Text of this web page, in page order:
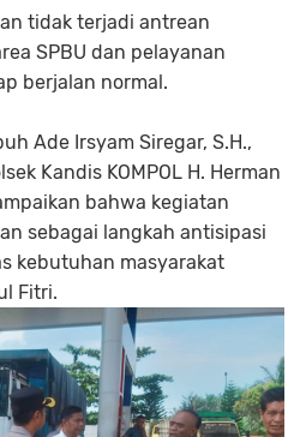
tidak terjadi antrean
SPBU dan pelayanan
berjalan normal.
Ade Irsyam Siregar, S.H.,
Kandis KOMPOL H. Herman
bahwa kegiatan
sebagai langkah antisipasi
kebutuhan masyarakat
Fitri.